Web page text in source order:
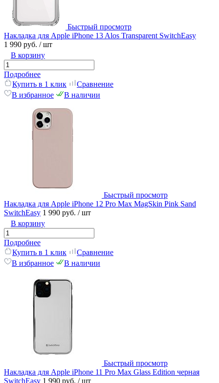
Быстрый просмотр
Накладка для Apple iPhone 13 Alos Transparent SwitchEasy
1 990 руб. / шт
В корзину
Подробнее
Купить в 1 клик
Сравнение
В избранное
В наличии
Быстрый просмотр
Накладка для Apple iPhone 12 Pro Max MagSkin Pink Sand
SwitchEasy 1 990 руб. / шт
В корзину
Подробнее
Купить в 1 клик
Сравнение
В избранное
В наличии
Быстрый просмотр
Накладка для Apple iPhone 11 Pro Max Glass Edition черная
SwitchEasy 1 990 руб. / шт